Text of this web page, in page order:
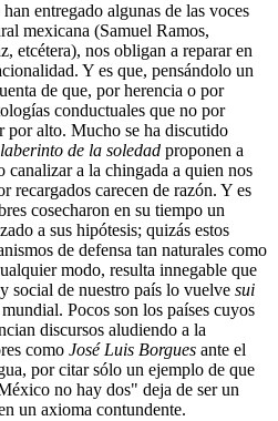
entregado algunas de las voces
mexicana (Samuel Ramos,
etcétera), nos obligan a reparar en
Y es que, pensándolo un
de que, por herencia o por
conductuales que no por
por alto. Mucho se ha discutido
de la soledad proponen a
canalizar a la chingada a quien nos
recargados carecen de razón. Y es
cosecharon en su tiempo un
a sus hipótesis; quizás estos
de defensa tan naturales como
modo, resulta innegable que
social de nuestro país lo vuelve sui
Pocos son los países cuyos
discursos aludiendo a la
como José Luis Borgues ante el
por citar sólo un ejemplo de que
no hay dos" deja de ser un
un axioma contundente.